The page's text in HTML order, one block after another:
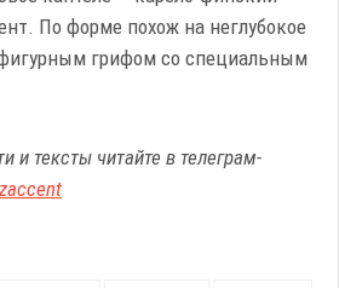
По форме похож на неглубокое
грифом со специальным
и тексты читайте в телеграм-